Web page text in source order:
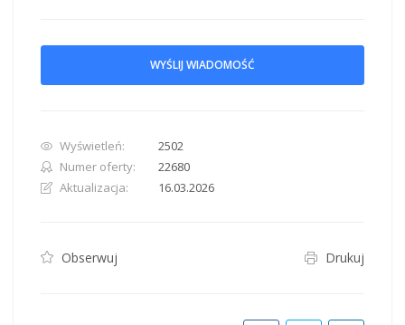
WYŚLIJ WIADOMOŚĆ
Wyświetleń:
2502
Numer oferty:
22680
Aktualizacja:
16.03.2026
Obserwuj Drukuj